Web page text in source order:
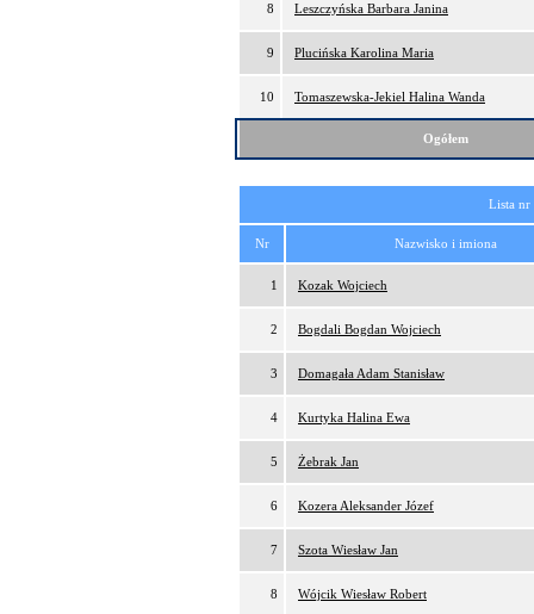
8 Leszczyńska Barbara Janina
9 Plucińska Karolina Maria
10 Tomaszewska-Jekiel Halina Wanda
Ogółem
Lista
Nr Nazwisko i imiona
1 Kozak Wojciech
2 Bogdali Bogdan Wojciech
3 Domagała Adam Stanisław
4 Kurtyka Halina Ewa
5 Żebrak Jan
6 Kozera Aleksander Józef
7 Szota Wiesław Jan
8 Wójcik Wiesław Robert